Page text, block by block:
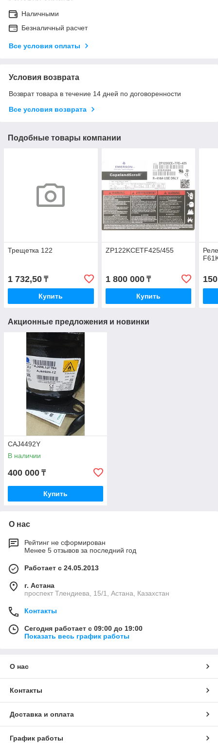
Наличными
Безналичный расчет
Все условия оплаты
Условия возврата
Возврат товара в течение 14 дней по договоренности
Все условия возврата
Подобные товары компании
Трещетка 122
1 732,50 ₸
Купить
ZP122KCETF425/455
1 800 000₸
Купить
Акционные предложения и новинки
CAJ4492Y
В наличии
400 000 ₸
Купить
О нас
Рейтинг не сформирован
Менее 5 отзывов за последний год
Работает с 24.05.2013
г. Астана
проспект Тлендиева, 15/1, Астана, Казахстан
Контакты
Сегодня работает с 09:00 до 19:00
Показать весь график работы
О нас
Контакты
Доставка и оплата
График работы